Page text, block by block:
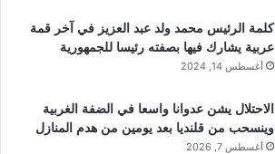
كلمة الرئيس محمد ولد عبد العزيز في آخر قمة
عربية يشارك فيها بصفته رئيسا للجمهورية
أغسطس 14, 2024
الاحتلال يشن عدوانا واسعا في الضفة الغربية
وينسحب من قلنديا بعد يومين من هدم المنازل
أغسطس 7, 2026